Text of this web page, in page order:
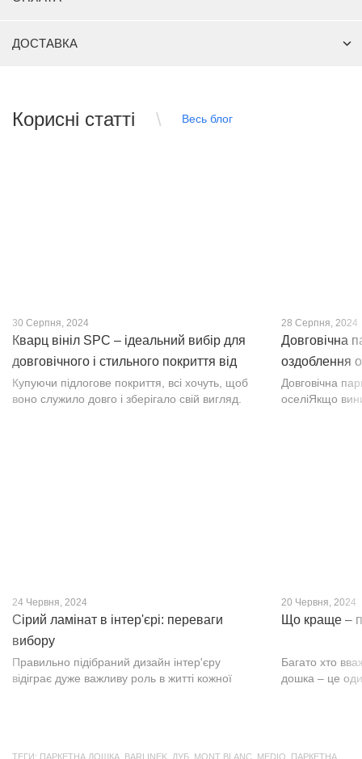
ДОСТАВКА
Корисні статті Весь блог
30 Серпня, 2024
Кварц вініл SPC – ідеальний вибір для
довговічного і стильного покриття від
PROFLOOR
Купуючи підлогове покриття, всі хочуть, щоб
воно служило довго і зберігало свій вигляд.
28 Серпня, 2024
Довговічна
оздоблення
Довговічна
оселіЯкщо
24 Червня, 2024
Сірий ламінат в інтер'єрі: переваги
вибору
Правильно підібраний дизайн інтер'єру
відіграє дуже важливу роль в житті кожної
20 Червня, 2024
Що краще –
Багато хто
дошка – це
ТЕГИ: ПАРКЕТНА ДОШКА BARLINEK ДУБ MONT BLANC MEDIO ПАРКЕТНА